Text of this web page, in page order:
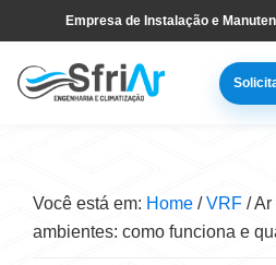
para
navegação
to
main
Empresa de Instalação e
Você está em: Home / VRF /Ar
ambientes: como funciona e